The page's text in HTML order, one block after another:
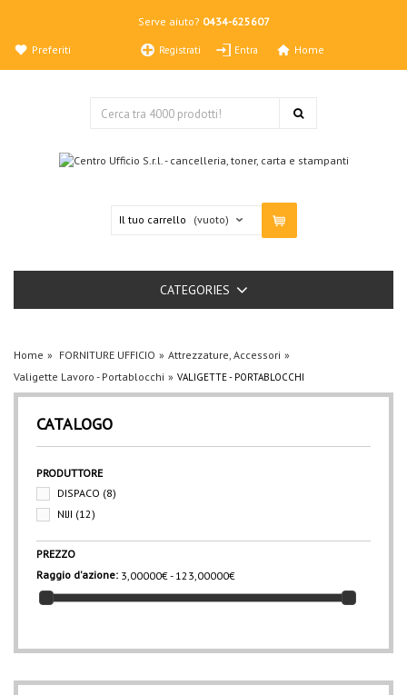
Serve aiuto? 0434-625607
Registrati Entra
Preferiti Home
Il tuo carrello (vuoto)
CATEGORIES
Home FORNITURE UFFICIO
Attrezzature, Accessori
Valigette Lavoro - Portablocchi
VALIGETTE - PORTABLOCCHI
CATALOGO
PRODUTTORE
DISPACO (8)
NIJI (12)
PREZZO
Raggio d'azione: 3,00000€ - 123,00000€